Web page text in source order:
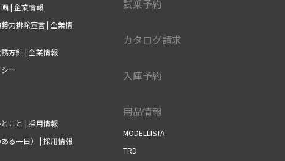
| 企業情報
力排除宣言 | 企業情
方針 | 企業情報
ー
こと | 採用情報
る一日） | 採用情報
試乗予約
カタログ請求
入庫予約
用品情報
MODELLISTA
TRD